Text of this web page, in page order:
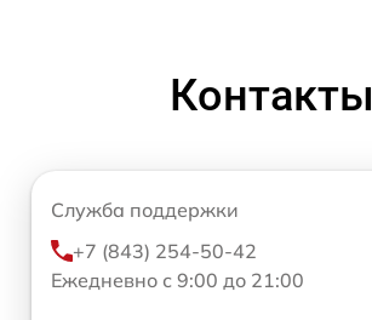
Контакты
Служба поддержки
+7 (843) 254-50-42
Ежедневно с 9:00 до 21:00